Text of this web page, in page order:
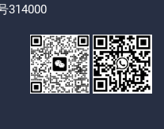
314000